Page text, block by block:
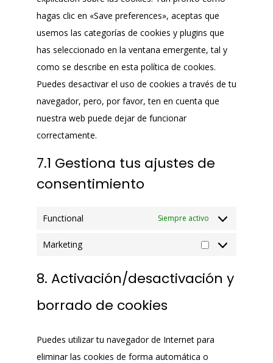
hagas clic en «Save preferences», aceptas que
usemos las categorías de cookies y plugins que
has seleccionado en la ventana emergente, tal y
como se describe en esta política de cookies.
Puedes desactivar el uso de cookies a través de tu
navegador, pero, por favor, ten en cuenta que
nuestra web puede dejar de funcionar
correctamente.
7.1 Gestiona tus ajustes de
consentimiento
Functional Siempre activo
Marketing
Marketing
8. Activación/desactivación y
borrado de cookies
Puedes utilizar tu navegador de Internet para
eliminar las cookies de forma automática o